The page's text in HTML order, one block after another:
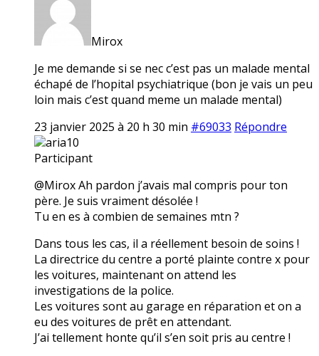
Mirox
Je me demande si se nec c’est pas un malade mental
échapé de l’hopital psychiatrique (bon je vais un peu
loin mais c’est quand meme un malade mental)
23 janvier 2025 à 20 h 30 min #69033 Répondre
aria10
Participant
@Mirox Ah pardon j’avais mal compris pour ton
père. Je suis vraiment désolée !
Tu en es à combien de semaines mtn ?
Dans tous les cas, il a réellement besoin de soins !
La directrice du centre a porté plainte contre x pour
les voitures, maintenant on attend les
investigations de la police.
Les voitures sont au garage en réparation et on a
eu des voitures de prêt en attendant.
J’ai tellement honte qu’il s’en soit pris au centre !